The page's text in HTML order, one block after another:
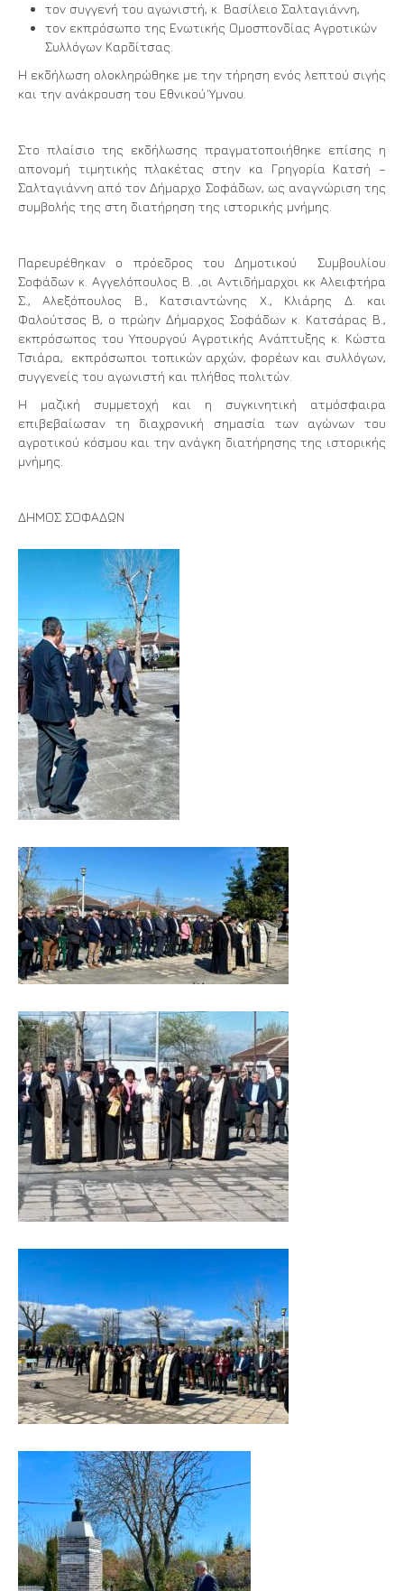
τον συγγενή του αγωνιστή, κ. Βασίλειο Σαλταγιάννη,
τον εκπρόσωπο της Ενωτικής Ομοσπονδίας Αγροτικών
Συλλόγων Καρδίτσας.
Η εκδήλωση ολοκληρώθηκε με την τήρηση ενός λεπτού σιγής
και την ανάκρουση του Εθνικού Ύμνου.
Στο πλαίσιο της εκδήλωσης πραγματοποιήθηκε επίσης η
απονομή τιμητικής πλακέτας στην κα Γρηγορία Κατσή –
Σαλταγιάννη από τον Δήμαρχο Σοφάδων, ως αναγνώριση της
συμβολής της στη διατήρηση της ιστορικής μνήμης.
Παρευρέθηκαν ο πρόεδρος του Δημοτικού Συμβουλίου
Σοφάδων κ. Αγγελόπουλος Β. ,οι Αντιδήμαρχοι κκ Αλειφτήρα
Σ., Αλεξόπουλος Β., Κατσιαντώνης Χ., Κλιάρης Δ. και
Φαλούτσος Β, ο πρώην Δήμαρχος Σοφάδων κ. Κατσάρας Β.,
εκπρόσωπος του Υπουργού Αγροτικής Ανάπτυξης κ. Κώστα
Τσιάρα, εκπρόσωποι τοπικών αρχών, φορέων και συλλόγων,
συγγενείς του αγωνιστή και πλήθος πολιτών.
Η μαζική συμμετοχή και η συγκινητική ατμόσφαιρα
επιβεβαίωσαν τη διαχρονική σημασία των αγώνων του
αγροτικού κόσμου και την ανάγκη διατήρησης της ιστορικής
μνήμης.
ΔΗΜΟΣ ΣΟΦΑΔΩΝ